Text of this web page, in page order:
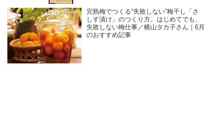
完熟梅でつくる“失敗しない”梅干し「さ
しす漬け」のつくり方。はじめてでも、
失敗しない梅仕事／横山タカ子さん｜6月
のおすすめ記事